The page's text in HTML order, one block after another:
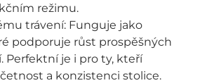
režimu.
trávení: Funguje jako
podporuje růst prospěšných
Perfektní je i pro ty, kteří
a konzistenci stolice.